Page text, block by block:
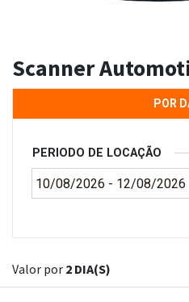
Scanner
POR
PERIODO DE LOCAÇÃO
Valor por 2 DIA(S)